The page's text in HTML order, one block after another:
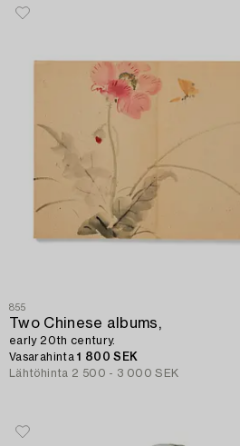
855
Two Chinese albums,
early 20th century.
Vasarahinta1 800 SEK
Lähtöhinta 2 500 - 3 000 SEK